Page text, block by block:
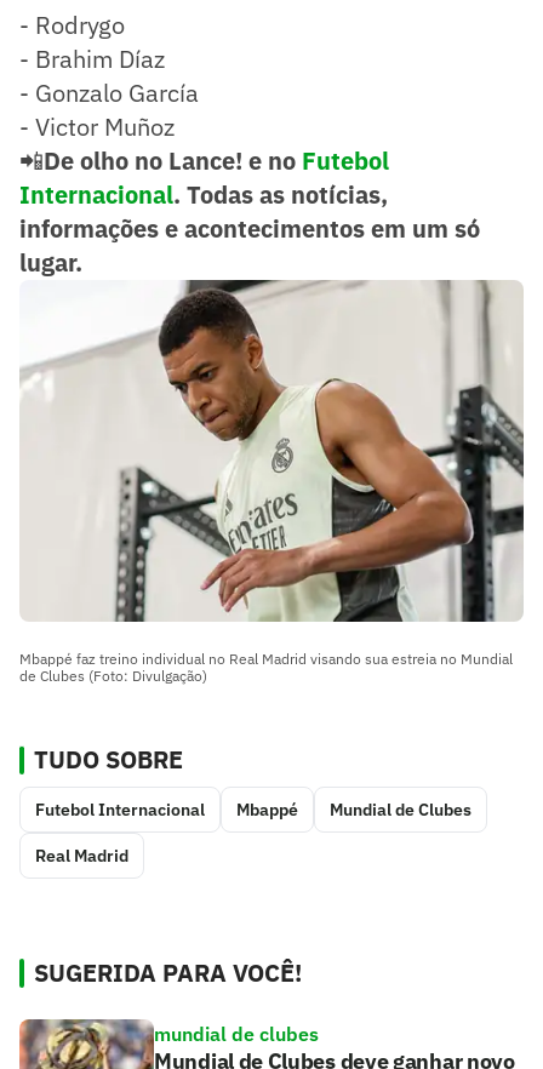
- Rodrygo
- Brahim Díaz
- Gonzalo García
- Victor Muñoz
📲De olho no Lance! e no Futebol
Internacional. Todas as notícias,
informações e acontecimentos em um só
lugar.
Mbappé faz treino individual no Real Madrid visando sua estreia no Mundial
de Clubes (Foto: Divulgação)
TUDO SOBRE
Futebol Internacional Mbappé Mundial de Clubes
Real Madrid
SUGERIDA PARA VOCÊ!
mundial de clubes
Mundial de Clubes deve ganhar novo